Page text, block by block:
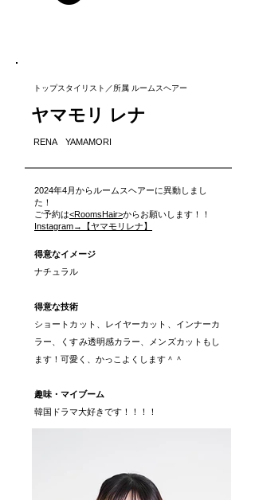
トップスタイリスト／所属 ルームスヘアー
ヤマモリ レナ
RENA YAMAMORI
2024年4月からルームスヘアーに異動しまし
た！
ご予約は<RoomsHair>からお願いします！！
Instagram→【ヤマモリレナ】
得意なイメージ
ナチュラル
得意な技術
ショートカット、レイヤーカット、インナーカ
ラー、くすみ透明感カラー、メンズカットもし
ます！可愛く、かっこよくします＾＾
趣味・マイブーム
韓国ドラマ大好きです！！！！